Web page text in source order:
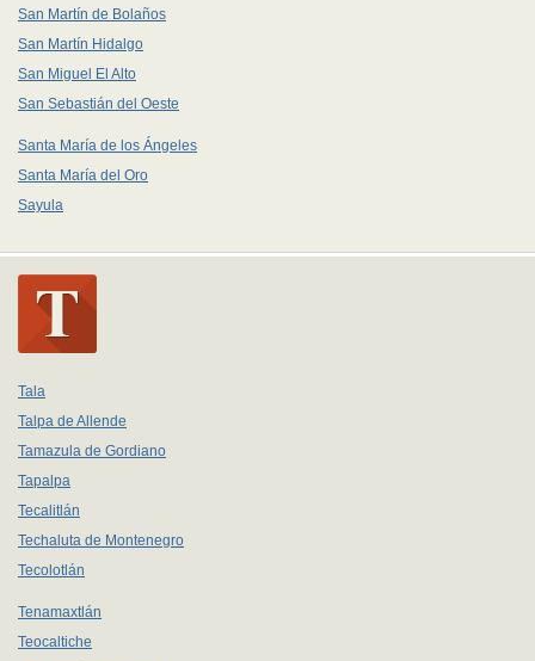
San Martín de Bolaños
San Martín Hidalgo
San Miguel El Alto
San Sebastián del Oeste
Santa María de los Ángeles
Santa María del Oro
Sayula
Tala
Talpa de Allende
Tamazula de Gordiano
Tapalpa
Tecalitlán
Techaluta de Montenegro
Tecolotlán
Tenamaxtlán
Teocaltiche